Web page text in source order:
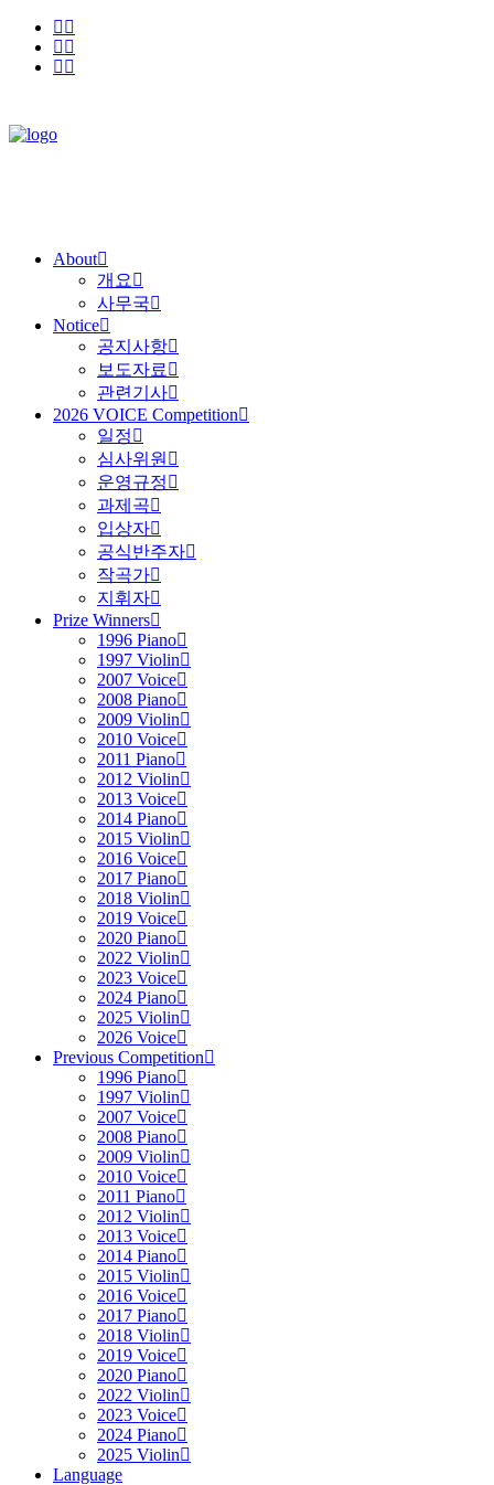
About
개요
사무국
Notice
공지사항
보도자료
관련기사
2026 VOICE Competition
일정
심사위원
운영규정
과제곡
입상자
공식반주자
작곡가
지휘자
Prize Winners
1996 Piano
1997 Violin
2007 Voice
2008 Piano
2009 Violin
2010 Voice
2011 Piano
2012 Violin
2013 Voice
2014 Piano
2015 Violin
2016 Voice
2017 Piano
2018 Violin
2019 Voice
2020 Piano
2022 Violin
2023 Voice
2024 Piano
2025 Violin
2026 Voice
Previous Competition
1996 Piano
1997 Violin
2007 Voice
2008 Piano
2009 Violin
2010 Voice
2011 Piano
2012 Violin
2013 Voice
2014 Piano
2015 Violin
2016 Voice
2017 Piano
2018 Violin
2019 Voice
2020 Piano
2022 Violin
2023 Voice
2024 Piano
2025 Violin
Language